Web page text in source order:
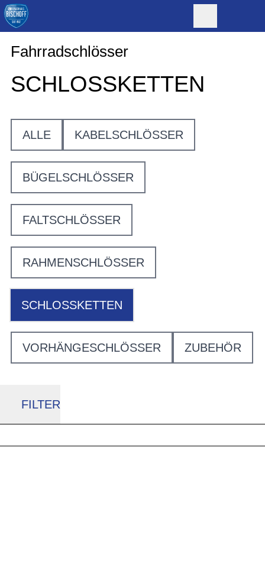
Fahrradschlösser
SCHLOSSKETTEN
ALLE KABELSCHLÖSSER
BÜGELSCHLÖSSER
FALTSCHLÖSSER
RAHMENSCHLÖSSER
SCHLOSSKETTEN
VORHÄNGESCHLÖSSER ZUBEHÖR
FILTER